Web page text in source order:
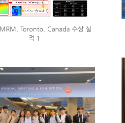
Toronto, Canada 수상 실
적 1